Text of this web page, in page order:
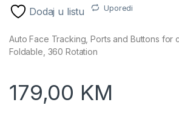
Dodaj u listu Uporedi
Auto Face Tracking, Ports and Buttons for
Foldable, 360 Rotation
179,00 KM